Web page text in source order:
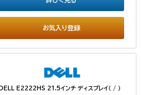
お気入り登録
DELL E2222HS 21.5インチ ディスプレイ（ / ）